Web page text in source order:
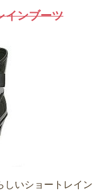
インブーツ
しいショートレイン